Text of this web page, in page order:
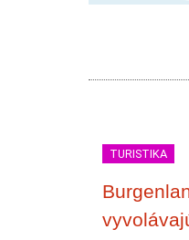
TURISTIKA